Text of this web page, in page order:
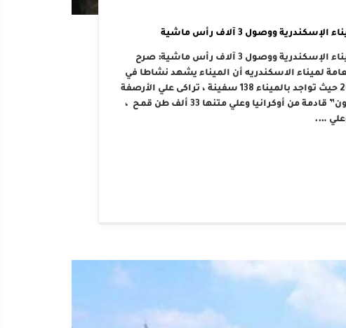
ووصول 3 آلاف رأس ماشية
نشاط في حركة السفن والبضائع والشاحنات بميناء الإسكندرية ووصول 3 آلاف رأس ماشية: صرح
لميناء الاسكندريه أن الميناء يشهد نشاطا في
حركة العمل اليوم الخميس الموافق 4 أبريل 2019 حيث تواجد بالميناء 138 سفينة ، تراكى علي الأرصفة
43 سفينة جاري تفريغهم منهم السفينة “آديسون” قادمة من أوكرانيا وعلي متنها 33 ألف طن قمح ،
….